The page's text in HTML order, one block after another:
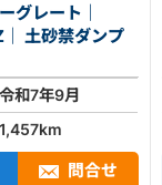
グレート｜
プ
令和7年9月
1,457km
問合せ